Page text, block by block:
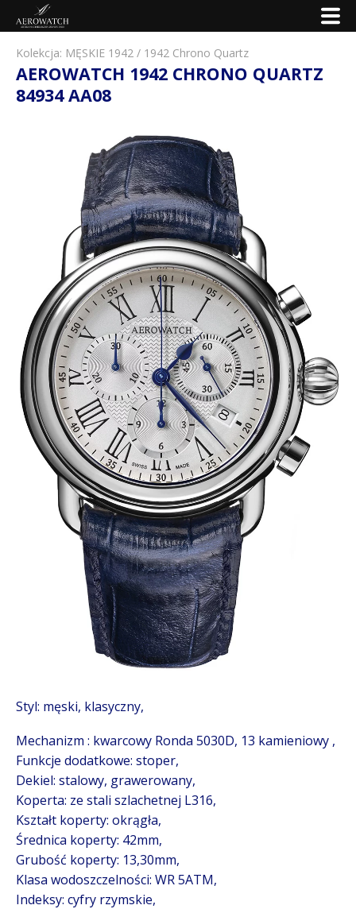
Kolekcja: MĘSKIE 1942 / 1942 Chrono Quartz
AEROWATCH 1942 CHRONO QUARTZ
84934 AA08
Styl: męski, klasyczny,
Mechanizm : kwarcowy Ronda 5030D, 13 kamieniowy ,
Funkcje dodatkowe: stoper,
Dekiel: stalowy, grawerowany,
Koperta: ze stali szlachetnej L316,
Kształt koperty: okrągła,
Średnica koperty: 42mm,
Grubość koperty: 13,30mm,
Klasa wodoszczelności: WR 5ATM,
Indeksy: cyfry rzymskie,